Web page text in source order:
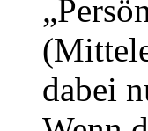
dabei